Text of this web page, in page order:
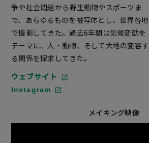
争や社会問題から野生動物やスポーツま
で、あらゆるものを被写体とし、世界各地
で撮影してきた。過去6年間は気候変動を
テーマに、人・動物、そして大地の変容す
る関係を探求してきた。
ウェブサイト
Instagram
メイキング映像